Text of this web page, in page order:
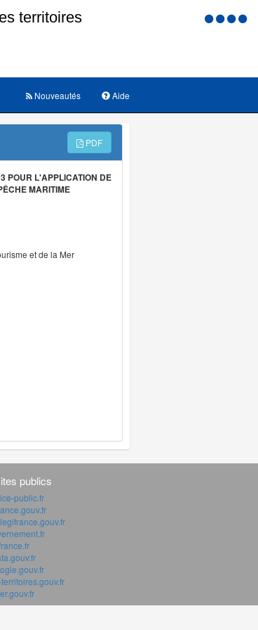
Menu
Aide
Nouveautés
PDF
POUR L'APPLICATION DE
MARITIME
et de la Mer
publics
public.fr